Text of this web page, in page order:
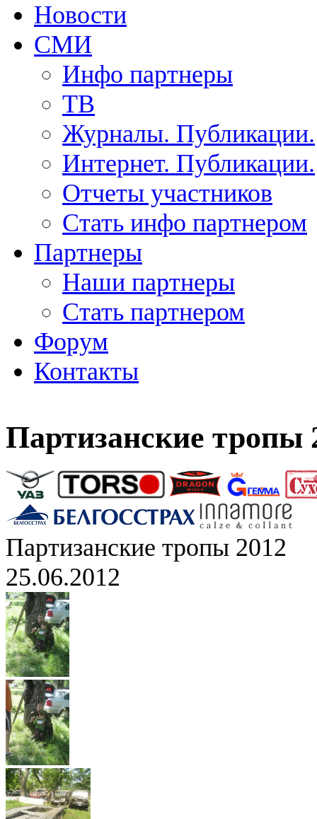
Новости
СМИ
Инфо партнеры
ТВ
Журналы. Публикации.
Интернет. Публикации.
Отчеты участников
Стать инфо партнером
Партнеры
Наши партнеры
Стать партнером
Форум
Контакты
Партизанские тропы
Партизанские тропы 2012
25.06.2012